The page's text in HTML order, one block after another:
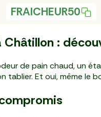
FRAICHEUR50
:
de pain chaud,
tablier. Et oui, même le